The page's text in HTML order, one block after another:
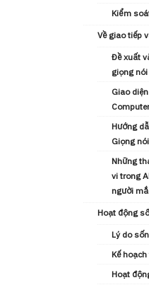
Kiểm
Về giao tiếp
Đề xuất
giọng
Giao
Hướng
Giọng nói
Những
vi trong
người
Hoạt động
Lý do
Kế
Hoạt